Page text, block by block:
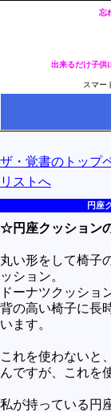
忘
出来るだけ子供
スマー
全ページのリストへ
今の分類ページのリストへ
健康
冬・冷え性対策
生活
料理とか食べ物
買うべきか買わざ
社会
ザ・覚書のトップ
リストへ
円座
☆円座クッション
丸い形をして椅子
ッション。
ドーナツクッショ
背の高い椅子に長
います。
これを使わないと
んですが、これを
私が持っている円